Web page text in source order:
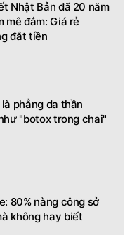
Nhật Bản đã 20 năm
mê đắm: Giá rẻ
đắt tiền
phẳng da thần
"botox trong chai"
80% nàng công sở
không hay biết